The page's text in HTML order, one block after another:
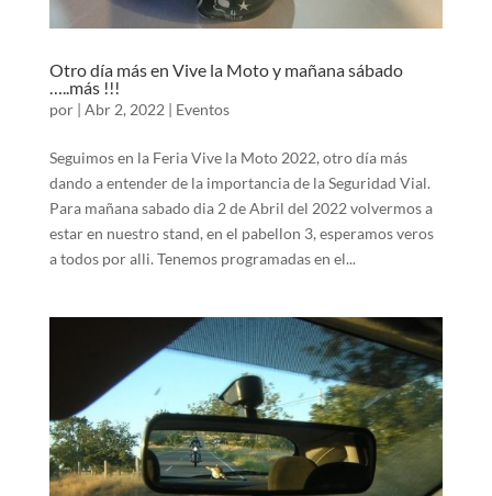
Otro día más en Vive la Moto y mañana sábado
…..más !!!
por | Abr 2, 2022 | Eventos
Seguimos en la Feria Vive la Moto 2022, otro día más
dando a entender de la importancia de la Seguridad Vial.
Para mañana sabado dia 2 de Abril del 2022 volvermos a
estar en nuestro stand, en el pabellon 3, esperamos veros
a todos por alli. Tenemos programadas en el...